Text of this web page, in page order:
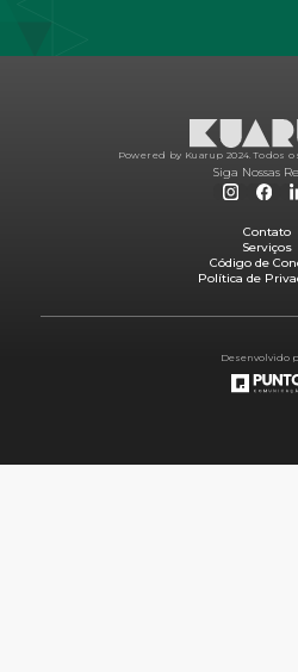
Powered by Kuarup 2024. Todos
Siga Nossas
Contato
Serviços
Código de
Política de
Desenvolvido